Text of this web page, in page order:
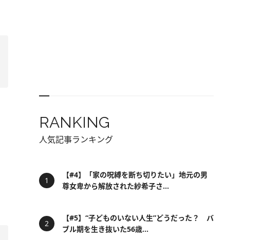
RANKING
人気記事ランキング
【#4】「家の呪縛を断ち切りたい」地元の男
尊女卑から解放された紗希子さ...
【#5】“子どものいない人生”どうだった？ バ
ブル期を生き抜いた56歳...